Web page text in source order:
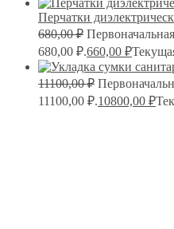
Перчатки
680,00₽
680,00 ₽.660,00 ₽
11100,00₽
11100,00 ₽.10800,00 ₽